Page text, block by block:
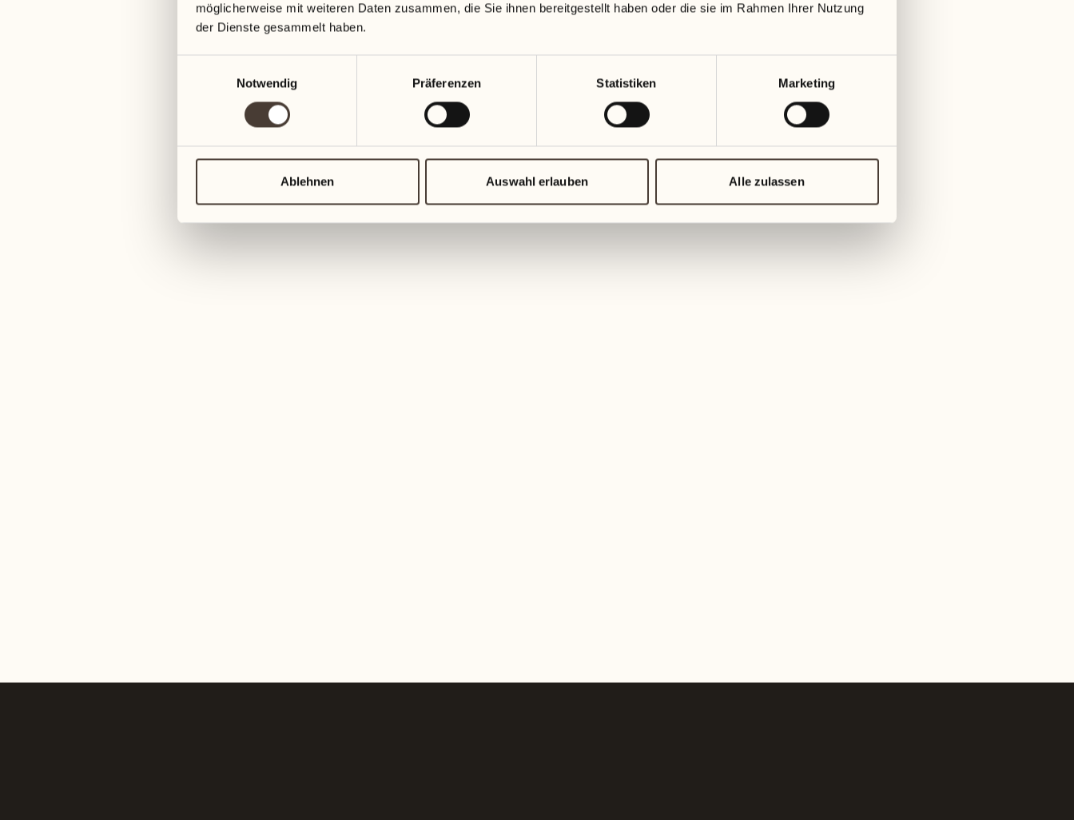
möglicherweise mit weiteren Daten zusammen, die Sie ihnen bereitgestellt haben oder die sie im Rahmen Ihrer Nutzung
der Dienste gesammelt haben.
Notwendig
Präferenzen Statistiken Marketing
Ablehnen Auswahl erlauben Alle zulassen
Licht, Wärme und Verbindung
Ein eleganter Raum voller Tageslicht. Grosse Fenster öffnen sich zum Tag. Holzmöbel schaffen Wärme
und Ruhe. Ein 98"-Bildschirm mit interaktiver und Videokonferenz-Technologie sorgt für modernen
Komfort. Die angrenzende Terrasse lädt zu einer Pause an der frischen Luft ein.